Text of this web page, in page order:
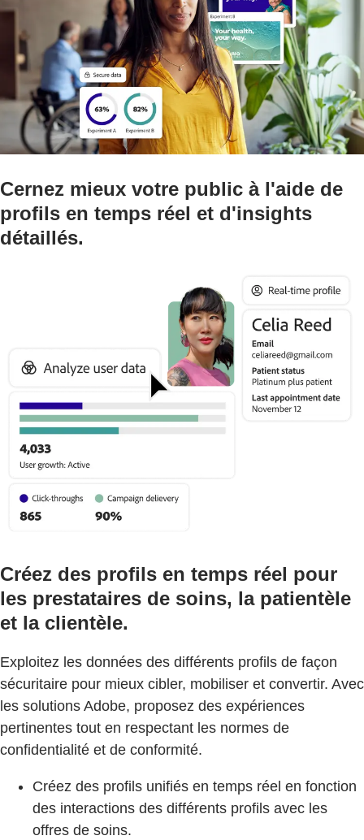
Cernez mieux votre public à l'aide de
profils en temps réel et d'insights
détaillés.
Créez des profils en temps réel pour
les prestataires de soins, la patientèle
et la clientèle.
Exploitez les données des différents profils de façon
sécuritaire pour mieux cibler, mobiliser et convertir. Avec
les solutions Adobe, proposez des expériences
pertinentes tout en respectant les normes de
confidentialité et de conformité.
Créez des profils unifiés en temps réel en fonction
des interactions des différents profils avec les
offres de soins.